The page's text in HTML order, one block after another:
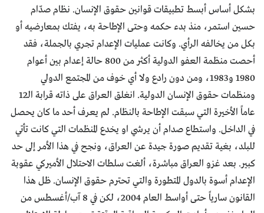
بشكل أساس أبسط تطبيقات قوانين حقوق الإنسان. نظام صدّام
حسين استمر، منذ بدء حكمه وحتى الإطاحة به، يفتك بمعارضيه أو
بكل من يخالفه الرأي. وكانت عمليات الإعدام تجري بالجملة، فقد
أحصت منظمة العفو الدولية أكثر من 800 حالة إعدام بين أعوام
1980 و1983، ومن دون رادع ولا أي خوف من المجتمع الدولي
ومنظمات حقوق الإنسان الدولية. انغلق العراق على ذاته قرابة الـ12
عاماً الأخيرة التي سبقت الإطاحة بالنظام. لم يعرف أحد ما كان يحصل
في الداخل. واستطاع صدام أن يرشي او يخدع المنظمات التي كانت تأتي
للبلد، بغية تقديم صورة جيدة عن العراق، ونجح في هذا الأمر إلى حد
كبير. بعد غزو العراق مباشرة، ألغت سلطات الاحتلال الأميركي عقوبة
الإعدام أسوة بالدول المتطورة والتي تحترم حقوق الإنسان. ظل هذا
القانون سارياً حتى أواسط العام 2004، لكن في 8 آب/أغسطس من